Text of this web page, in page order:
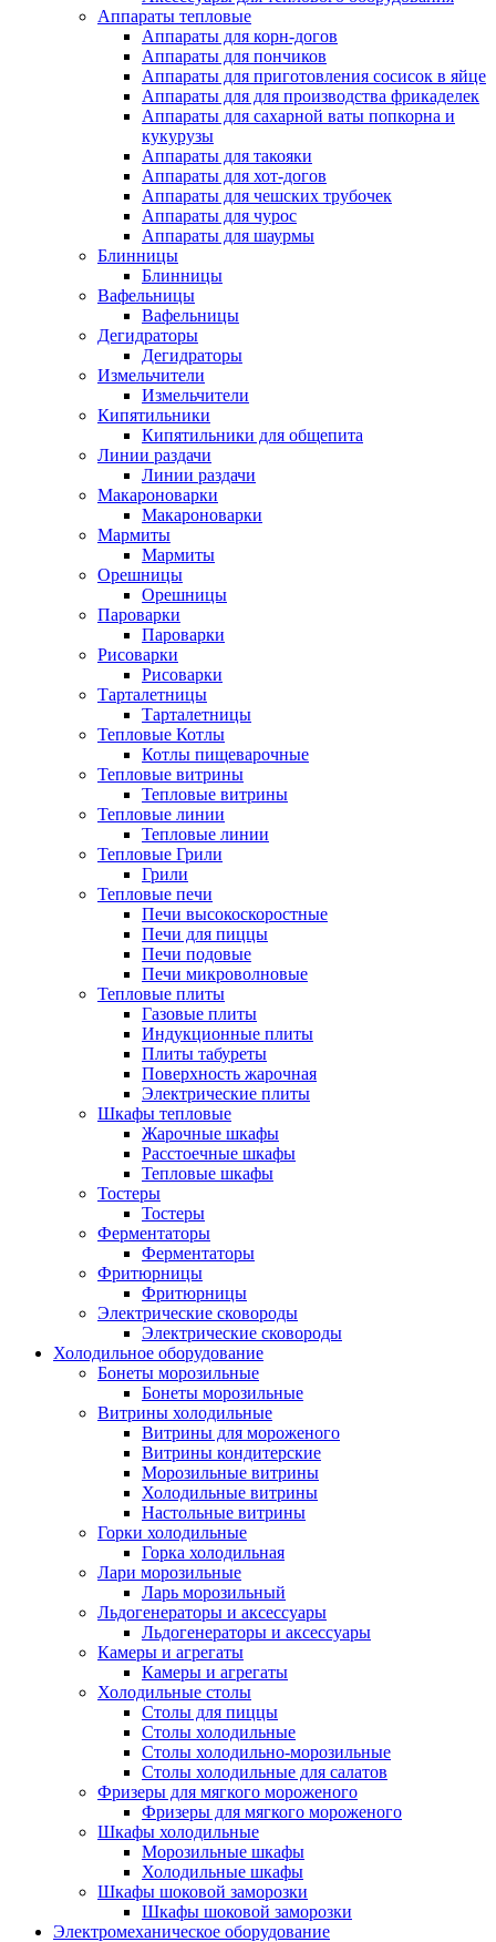
Аппараты тепловые
Аппараты для корн-догов
Аппараты для пончиков
Аппараты для приготовления сосисок в яйце
Аппараты для для производства фрикаделек
Аппараты для сахарной ваты попкорна и
кукурузы
Аппараты для такояки
Аппараты для хот-догов
Аппараты для чешских трубочек
Аппараты для чурос
Аппараты для шаурмы
Блинницы
Блинницы
Вафельницы
Вафельницы
Дегидраторы
Дегидраторы
Измельчители
Измельчители
Кипятильники
Кипятильники для общепита
Линии раздачи
Линии раздачи
Макароноварки
Макароноварки
Мармиты
Мармиты
Орешницы
Орешницы
Пароварки
Пароварки
Рисоварки
Рисоварки
Тарталетницы
Тарталетницы
Тепловые Котлы
Котлы пищеварочные
Тепловые витрины
Тепловые витрины
Тепловые линии
Тепловые линии
Тепловые Грили
Грили
Тепловые печи
Печи высокоскоростные
Печи для пиццы
Печи подовые
Печи микроволновые
Тепловые плиты
Газовые плиты
Индукционные плиты
Плиты табуреты
Поверхность жарочная
Электрические плиты
Шкафы тепловые
Жарочные шкафы
Расстоечные шкафы
Тепловые шкафы
Тостеры
Тостеры
Ферментаторы
Ферментаторы
Фритюрницы
Фритюрницы
Электрические сковороды
Электрические сковороды
Холодильное оборудование
Бонеты морозильные
Бонеты морозильные
Витрины холодильные
Витрины для мороженого
Витрины кондитерские
Морозильные витрины
Холодильные витрины
Настольные витрины
Горки холодильные
Горка холодильная
Лари морозильные
Ларь морозильный
Льдогенераторы и аксессуары
Льдогенераторы и аксессуары
Камеры и агрегаты
Камеры и агрегаты
Холодильные столы
Столы для пиццы
Столы холодильные
Столы холодильно-морозильные
Столы холодильные для салатов
Фризеры для мягкого мороженого
Фризеры для мягкого мороженого
Шкафы холодильные
Mорозильные шкафы
Холодильные шкафы
Шкафы шоковой заморозки
Шкафы шоковой заморозки
Электромеханическое оборудование